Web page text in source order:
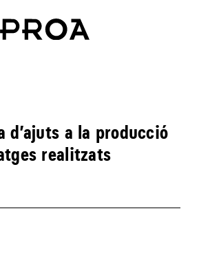
d’ajuts a la producció
realitzats